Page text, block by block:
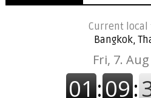
Current local
Bangkok,